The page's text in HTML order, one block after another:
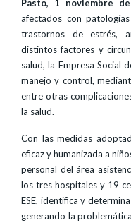
Pasto, 1 noviembre
afectados con
trastornos de estrés,
distintos factores y
salud, la Empresa Social
manejo y control,
entre otras
la salud.
Con las medidas
eficaz y humanizada a
personal del área
los tres hospitales y 19
ESE, identifica y
generando la